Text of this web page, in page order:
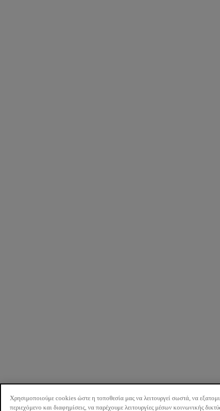
Χρησιμοποιούμε cookies ώστε η τοποθεσία μας να λειτουργεί σωστά, να
περιεχόμενο και διαφημίσεις, να παρέχουμε λειτουργίες μέσων κοινωνικής